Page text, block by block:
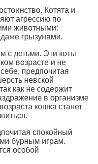
Котята и
агрессию по
животными:
грызунами.
с детьми. Эти коты
возрасте и не
предпочитая
невской
как не содержит
в организме
кошка станет
спокойный
бурным играм.
особой